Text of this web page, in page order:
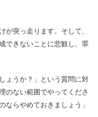
が突っ走ります。そして、
できないことに悲観し、罪
ょうか？」という質問に対
のない範囲でやってくださ
ならやめておきましょう」